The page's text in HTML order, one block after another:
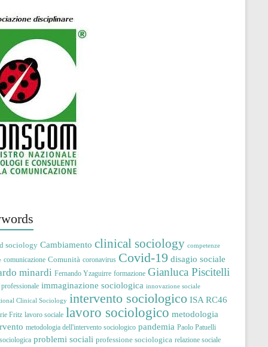
sociology Cambiamento clinical sociology competenze
comunicazione Comunità coronavirus Covid-19 disagio sociale
minardi Fernando Yzaguirre formazione Gianluca Piscitelli
immaginazione sociologica innovazione sociale
Clinical Sociology intervento sociologico ISA RC46
Fritz lavoro sociale lavoro sociologico metodologia
metodologia dell'intervento sociologico pandemia Paolo Patuelli
problemi sociali professione sociologica relazione sociale